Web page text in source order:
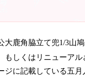
大鹿角脇立て兜1/3山
もしくはリニューア
ジに記載している五